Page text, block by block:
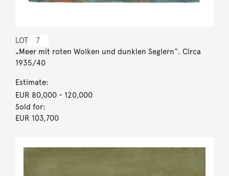
LOT 7
„Meer mit roten Wolken und dunklen Seglern“. Circa
1935/40
Estimate:
EUR 80,000- 120,000
Sold for:
EUR 103,700